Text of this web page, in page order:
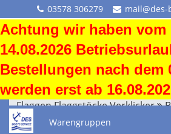
03578 306279
Achtung wir haben vom
14.08.2026
Bestellungen nach dem
werden erst ab
Warengruppen
Flaggen Flaggstöcke Verklicker